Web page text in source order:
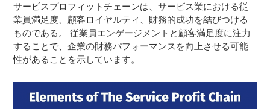
サービスプロフィットチェーンは、サービス業における従
業員満足度、顧客ロイヤルティ、財務的成功を結びつける
ものである。 従業員エンゲージメントと顧客満足度に注力
することで、企業の財務パフォーマンスを向上させる可能
性があることを示しています。